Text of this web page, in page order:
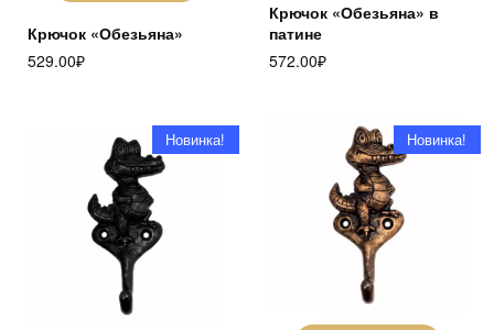
Крючок «Обезьяна»
529.00₽
Крючок «Обезьяна» в
патине
572.00₽
Новинка! Новинка!